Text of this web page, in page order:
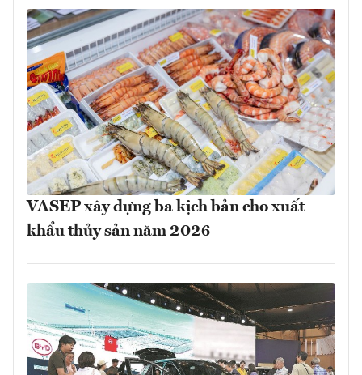
VASEP xây dựng ba kịch bản cho xuất
khẩu thủy sản năm 2026